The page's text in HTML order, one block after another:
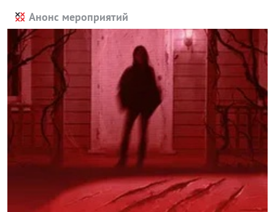
Анонс мероприятий